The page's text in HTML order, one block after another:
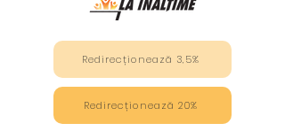
Redirecționează 3,5%
Redirecționează 20%